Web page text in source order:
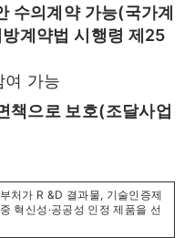
수의계약 가능(국가계
계약법 시행령 제25
가능
책으로 보호(조달사업
처가 R &D 결과물, 기술인증제
혁신성·공공성 인정 제품을 선